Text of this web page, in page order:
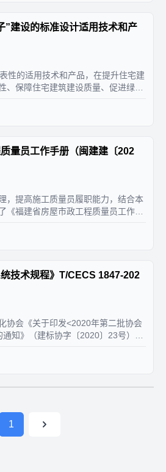
”建设的标准设计适用技术和产
性的适用技术和产品，在提升住宅建
、保障住宅建筑建设质量、促进绿色
重要的技术支撑和解决方案。接下
量员工作手册（闽建建〔202
，提高施工质量员履职能力，结合本
《福建省房屋市政工程质量员工作手
合，督促施工质量员切实履行职责，
统技术规程》T/CECS 1847-202
协会《关于印发<2020年第二批协会
知》（建标协字〔2020〕23号）的
协会混凝土结构专业委员会组织审
1